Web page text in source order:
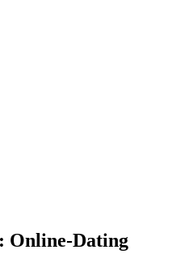
Online-Dating